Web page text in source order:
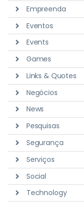
Empreenda
Eventos
Events
Games
Links & Quotes
Negócios
News
Pesquisas
Segurança
Serviços
Social
Technology